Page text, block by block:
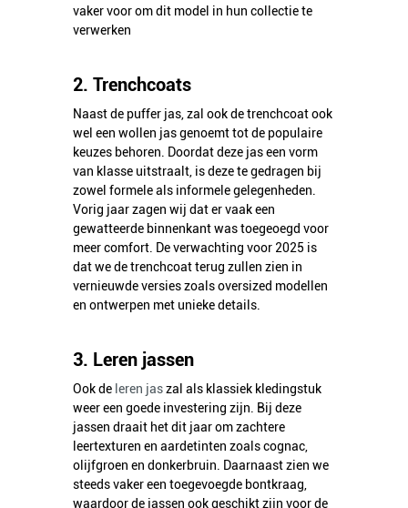
vaker voor om dit model in hun collectie te
verwerken
2. Trenchcoats
Naast de puffer jas, zal ook de trenchcoat ook
wel een wollen jas genoemt tot de populaire
keuzes behoren. Doordat deze jas een vorm
van klasse uitstraalt, is deze te gedragen bij
zowel formele als informele gelegenheden.
Vorig jaar zagen wij dat er vaak een
gewatteerde binnenkant was toegeoegd voor
meer comfort. De verwachting voor 2025 is
dat we de trenchcoat terug zullen zien in
vernieuwde versies zoals oversized modellen
en ontwerpen met unieke details.
3. Leren jassen
Ook de leren jaszal als klassiek kledingstuk
weer een goede investering zijn. Bij deze
jassen draait het dit jaar om zachtere
leertexturen en aardetinten zoals cognac,
olijfgroen en donkerbruin. Daarnaast zien we
steeds vaker een toegevoegde bontkraag,
waardoor de jassen ook geschikt zijn voor de